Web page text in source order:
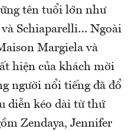
tên tuổi lớn như
Schiaparelli… Ngoài
Margiela và
hiện của khách mời
người nổi tiếng đã đổ
diễn kéo dài từ thứ
Zendaya, Jennifer